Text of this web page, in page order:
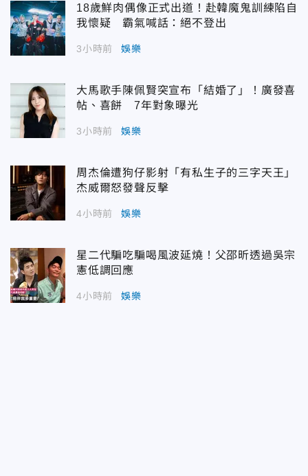
18歲鮮肉偶像正式出道！赴韓魔鬼訓練陷自
我懷疑 霸氣喊話：絕不登出
3小時前 娛樂
大馬歌手陳佩賢突宣布「結婚了」！廣發喜
帖、喜餅 7年對象曝光
3小時前 娛樂
周杰倫遭狗仔影射「有私生子的三字天王」
杰威爾怒發聲反擊
4小時前 娛樂
星二代騙吃騙喝風波延燒！父邵昕透過吳宗
憲低調回應
4小時前 娛樂